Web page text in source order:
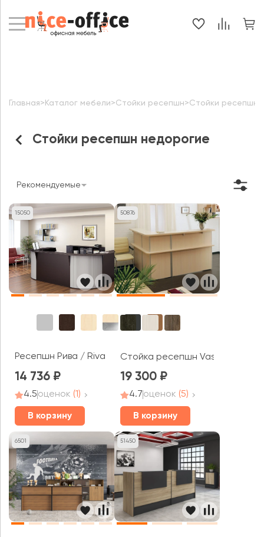
Стойки ресепшн недорогие
Главная> Каталог мебели>Стойки ресепшн>Стойки ресепшн
Рекомендуемые
15050
Ресепшн Рива / Riva
14 736
4.5оценок (1)
В корзину
50876
Стойка ресепшн Vasanta
19 300
4.7оценок (5)
В корзину
6501 51450